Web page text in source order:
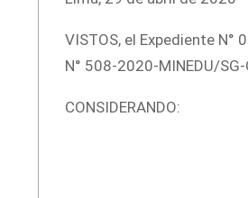
VISTOS, el Expediente
N° 508-2020-MINEDU/
CONSIDERANDO: